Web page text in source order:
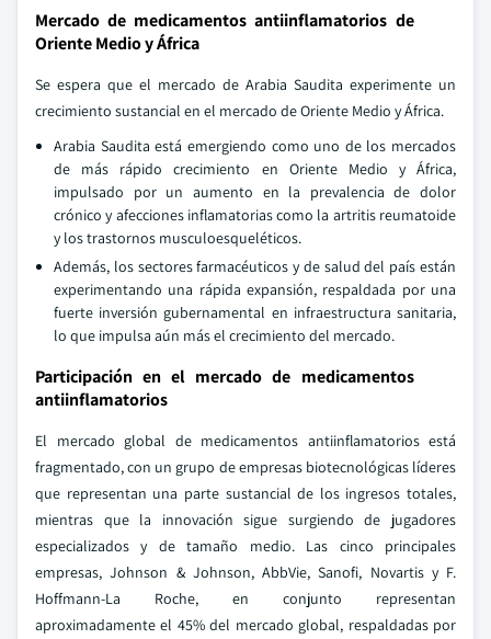
Mercado de medicamentos antiinflamatorios de
Oriente Medio y África
Se espera que el mercado de Arabia Saudita experimente un
crecimiento sustancial en el mercado de Oriente Medio y África.
Arabia Saudita está emergiendo como uno de los mercados
de más rápido crecimiento en Oriente Medio y África,
impulsado por un aumento en la prevalencia de dolor
crónico y afecciones inflamatorias como la artritis reumatoide
y los trastornos musculoesqueléticos.
Además, los sectores farmacéuticos y de salud del país están
experimentando una rápida expansión, respaldada por una
fuerte inversión gubernamental en infraestructura sanitaria,
lo que impulsa aún más el crecimiento del mercado.
Participación en el mercado de medicamentos
antiinflamatorios
El mercado global de medicamentos antiinflamatorios está
fragmentado, con un grupo de empresas biotecnológicas líderes
que representan una parte sustancial de los ingresos totales,
mientras que la innovación sigue surgiendo de jugadores
especializados y de tamaño medio. Las cinco principales
empresas, Johnson & Johnson, AbbVie, Sanofi, Novartis y F.
Hoffmann‑La Roche, en conjunto representan
aproximadamente el 45% del mercado global, respaldadas por